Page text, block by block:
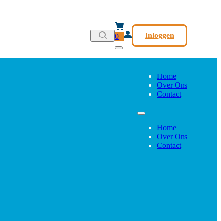
0 Inloggen
Home
Over Ons
Contact
Home
Over Ons
Contact